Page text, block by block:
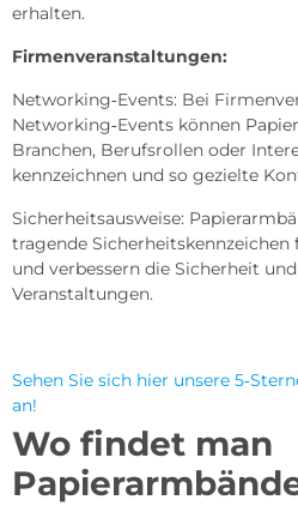
erhalten.
Firmenveranstaltungen:
Networking‑Events: Bei
Networking‑Events können
Branchen, Berufsrollen oder
kennzeichnen und so gezielte
Sicherheitsausweise:
tragende
und verbessern die Sicherheit
Veranstaltungen.
Sehen Sie sich hier unsere
an!
Wo findet man